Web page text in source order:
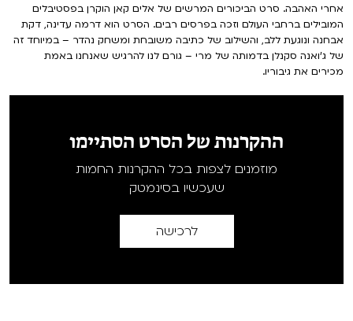
אחרי האהבה. סרט הביכורים המרשים של אלים קאן הוקרן בפסטיבלים
המובילים ברחבי העולם וזכה בפרסים רבים. הסרט הוא דרמה עדינה, דקת
אבחנה ונוגעת ללב, והשילוב של כתיבה משובחת ומשחק נהדר – במיוחד זה
של ג'ואנה סקנלן בדמותה של מרי – גורם לנו להרגיש שאנחנו באמת
מכירים את גיבוריו.
ההקרנות של הסרט הסתיימו
מוזמנים לצפות בכל ההקרנות החמות
שעכשיו בסינמטק
לרכישה